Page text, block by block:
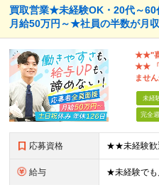
買取営業★未経験OK・20代～
月給50万円～★社員の半数が月
★★"喜
★★ 「
ませ
未経
完全
応募資格
給与